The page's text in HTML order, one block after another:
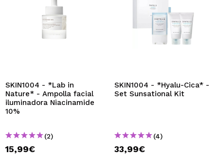
SKIN1004 - *Lab in
Nature* - Ampolla facial
iluminadora Niacinamide
10%
(2)
15,99€
SKIN1004 - *Hyalu-Cica* -
Set Sunsational Kit
(4)
33,99€